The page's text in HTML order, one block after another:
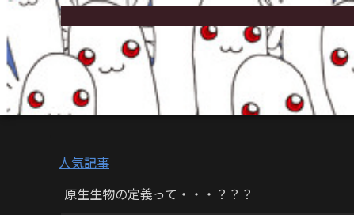
人気記事
原生生物の定義って・・・？？？